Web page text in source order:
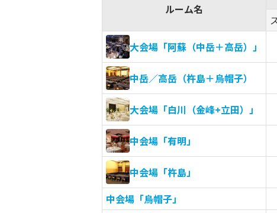
ルーム名
大会場「阿蘇（中岳＋高岳）」
中岳／高岳（杵島＋烏帽子）
大会場「白川（金峰+立田）」
中会場「有明」
中会場「杵島」
中会場「烏帽子」